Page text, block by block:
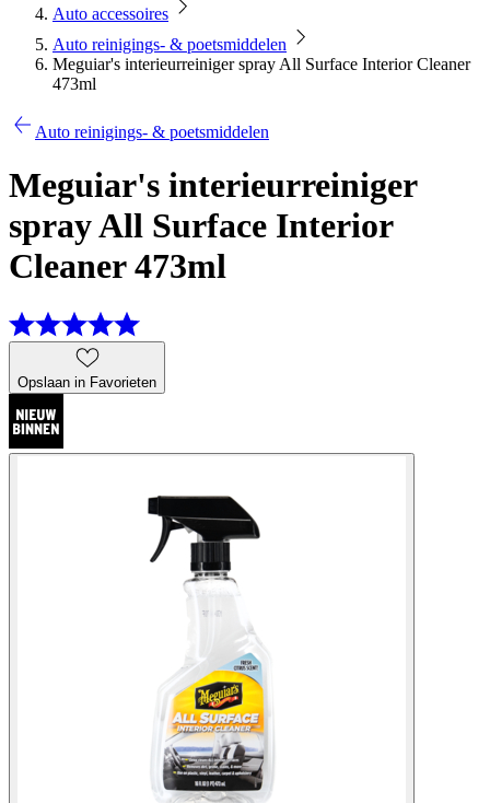
Auto accessoires
Auto reinigings- & poetsmiddelen
Meguiar's interieurreiniger spray All Surface Interior Cleaner
473ml
Auto reinigings- & poetsmiddelen
Meguiar's interieurreiniger
spray All Surface Interior
Cleaner 473ml
Opslaan in Favorieten